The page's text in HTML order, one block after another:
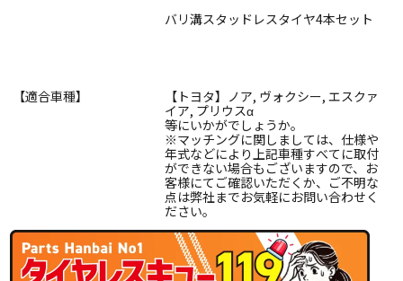
バリ溝スタッドレスタイヤ4本セット
【適合車種】
【トヨタ】ノア, ヴォクシー, エスクァ
イア, プリウスα
等にいかがでしょうか。
※マッチングに関しましては、仕様や
年式などにより上記車種すべてに取付
ができない場合もございますので、お
客様にてご確認いただくか、ご不明な
点は弊社までお気軽にお問い合わせく
ださい。